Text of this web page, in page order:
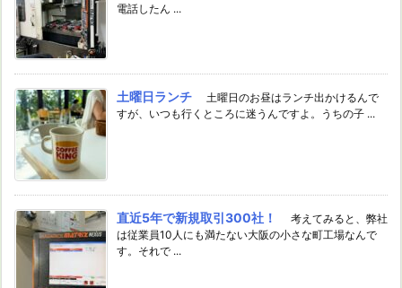
電話したん ...
土曜日ランチ
土曜日のお昼はランチ出かけるんで
すが、いつも行くところに迷うんですよ。うちの子 ...
直近5年で新規取引300社！
考えてみると、弊社
は従業員10人にも満たない大阪の小さな町工場なんで
す。それで ...